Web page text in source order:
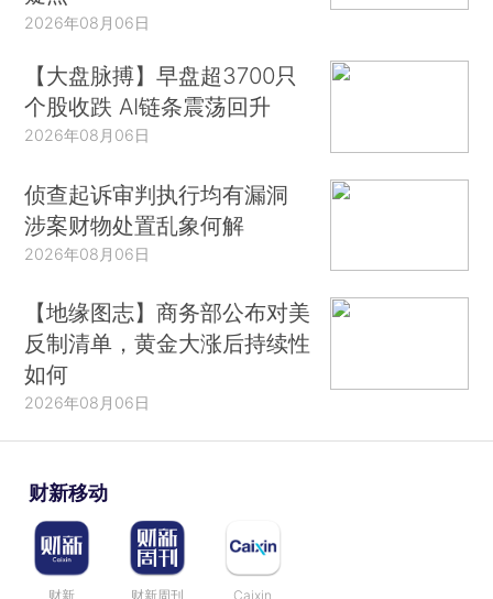
2026年08月06日
【大盘脉搏】早盘超3700只
个股收跌 AI链条震荡回升
2026年08月06日
侦查起诉审判执行均有漏洞
涉案财物处置乱象何解
2026年08月06日
【地缘图志】商务部公布对美
反制清单，黄金大涨后持续性
如何
2026年08月06日
财新移动
财新 财新周刊 Caixin